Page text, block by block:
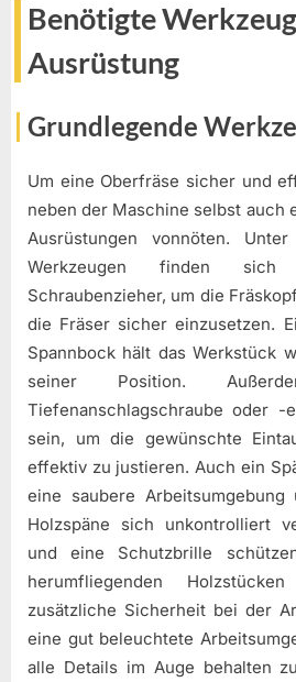
Benötigte
Ausrüstung
Grundlegende
Um eine Oberfräse sicher und
neben der Maschine selbst auch
Ausrüstungen vonnöten.
Werkzeugen finden
Schraubenzieher, um die
die Fräser sicher einzusetzen.
Spannbock hält das Werkstück
seiner Position.
Tiefenanschlagschraube oder -
sein, um die gewünschte
effektiv zu justieren. Auch ein
eine saubere
Holzspäne sich unkontrolliert
und eine Schutzbrille
herumfliegenden
zusätzliche Sicherheit bei der
eine gut beleuchtete
alle Details im Auge behalten